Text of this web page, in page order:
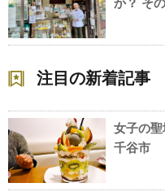
注目の新着記事
女子の
千谷市